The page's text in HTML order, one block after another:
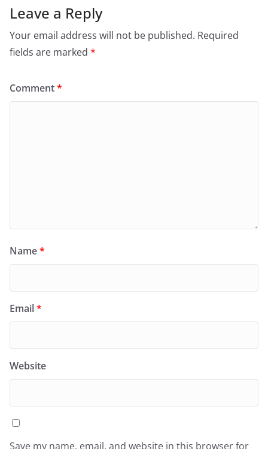
Leave a Reply
Your email address will not be published. Required
fields are marked *
Comment*
Name*
Email*
Website
Save my name, email, and website in this browser for